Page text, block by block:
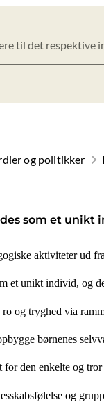
til det respektive
og politikker
som et unikt
aktiviteter ud fra
et unikt individ, og
og tryghed via
børnenes
den enkelte og
og